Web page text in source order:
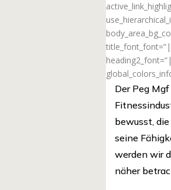
Der Peg
bewusst,
seine
werden wir
näher